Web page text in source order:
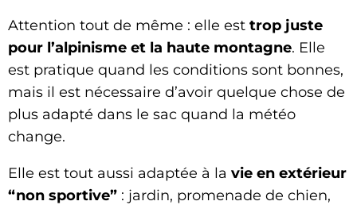
Attention tout de même : elle est trop juste
pour l’alpinisme et la haute montagne. Elle
est pratique quand les conditions sont bonnes,
mais il est nécessaire d’avoir quelque chose de
plus adapté dans le sac quand la météo
change.
Elle est tout aussi adaptée à la vie en extérieur
“non sportive” : jardin, promenade de chien,